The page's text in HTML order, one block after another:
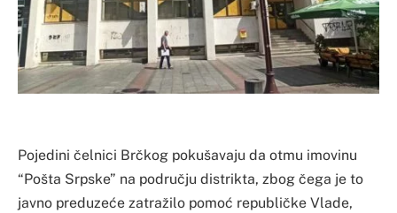
Pojedini čelnici Brčkog pokušavaju da otmu imovinu
“Pošta Srpske” na području distrikta, zbog čega je to
javno preduzeće zatražilo pomoć republičke Vlade,